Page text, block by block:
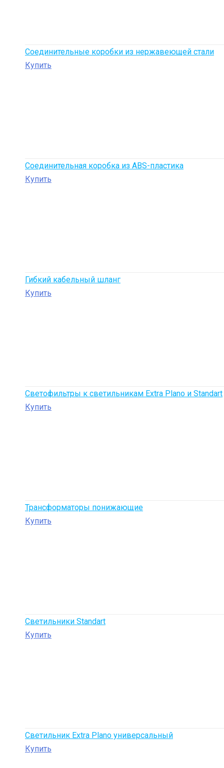
Соединительные коробки из нержавеющей стали
Купить
Соединительная коробка из ABS-пластика
Купить
Гибкий кабельный шланг
Купить
Светофильтры к светильникам Extra Plano и Standart
Купить
Трансформаторы понижающие
Купить
Светильники Standart
Купить
Светильник Extra Plano универсальный
Купить